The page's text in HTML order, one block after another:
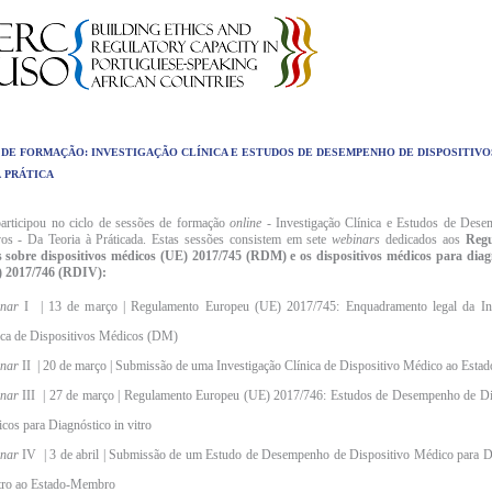
DE FORMAÇÃO: INVESTIGAÇÃO CLÍNICA E ESTUDOS DE DESEMPENHO DE
PRÁTICA
no ciclo de sessões de formaçãoonline - Investigação Clínica e Estudos de
- Da Teoria à Práticada. Estas sessões consistem em setewebinars dedicados aos
sobre dispositivos médicos (UE) 2017/745 (RDM) e os dispositivos médicos para
2017/746 (RDIV):
I | 13 de março | Regulamento Europeu (UE) 2017/745: Enquadramento legal da
de Dispositivos Médicos (DM)
II | 20 de março | Submissão de uma Investigação Clínica de Dispositivo Médico ao
III | 27 de março | Regulamento Europeu (UE) 2017/746: Estudos de Desempenho de
para Diagnóstico in vitro
IV | 3 de abril | Submissão de um Estudo de Desempenho de Dispositivo Médico para
ao Estado-Membro